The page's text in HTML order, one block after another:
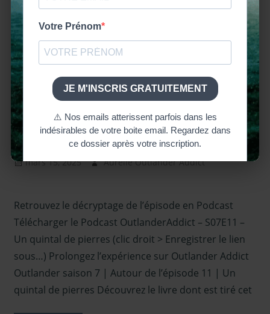
Outlander saison 7 | Autour de l’épisode 12 |
Connaissance charnelle Découvrez le livre dont est
tiré cet épisode
LIRE L'ARTICLE
OUTLANDER ADDICT | S7E11 | UN QUINTAL DE
PIERRES | AUTOUR DE L’EPISODE 11 (SAISON
7)
mars 15, 2025 Aurélie Outlander Addict
Outlander
podcast
TV Outlander
Retrouvez le décryptage de l’épisode en Podcast
Télécharger le Podcast OutlanderAddict – S07E11 –
Un quintal de pierres (clic droit > Enregistrer le lien
sous…) Prolongez l’expérience sur Outlander Addict
Outlander saison 7 | Autour de l’épisode 11 | Un
quintal de pierres Découvrez le livre dont est tiré cet